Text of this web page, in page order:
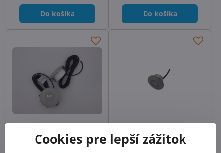
Do košíka Do košíka
LED svetlo do parnej
sauny okrúhle Ø 100 mm
LED svetlo do parnej
Cookies pre lepší zážitok